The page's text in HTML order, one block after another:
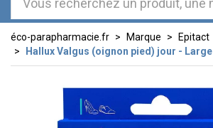
éco-parapharmacie.fr Marque
Epitact
Hallux Valgus (oignon pied) jour - Large